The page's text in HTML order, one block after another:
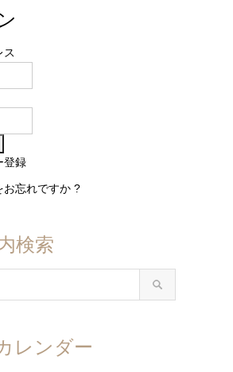
ス
登録
お忘れですか ?
検索
レンダー